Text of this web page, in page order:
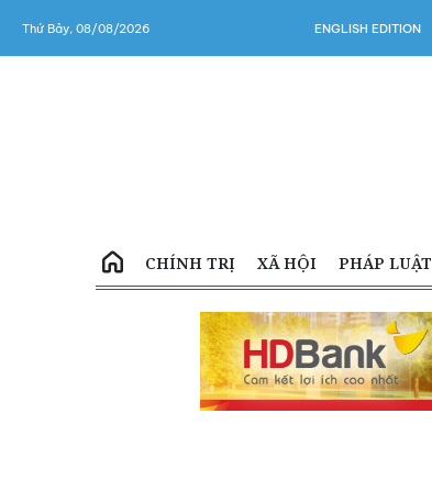
Thứ Bảy, 08/08/2026 ENGLISH EDITION
CHÍNH TRỊ XÃ HỘI PHÁP LUẬT